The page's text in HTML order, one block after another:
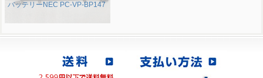
バッテリーNEC PC-VP-BP147